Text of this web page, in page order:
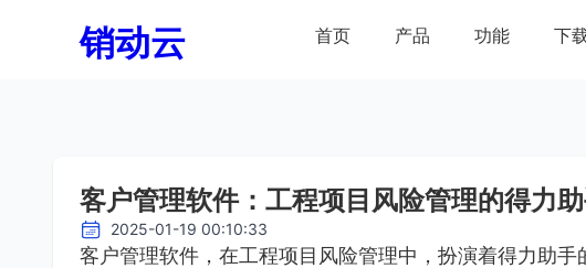
销动云 首页 产品 功能 下
客户管理软件：工程项目风险管理的得力
2025-01-19 00:10:33
客户管理软件，在工程项目风险管理中，扮演着得力助